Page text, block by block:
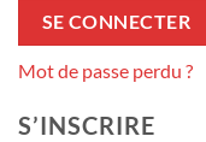
SE CONNECTER
Mot de passe perdu ?
S’INSCRIRE